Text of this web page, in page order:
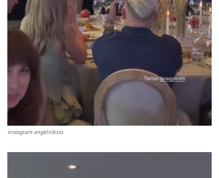
instagram angelniksss